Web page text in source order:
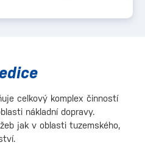
celkový komplex činností
nákladní dopravy.
jak v oblasti tuzemského,